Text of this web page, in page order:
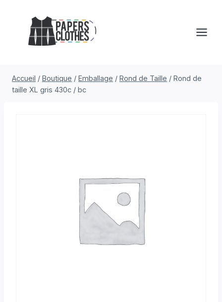
contenu
Accueil / Boutique / Emballage / Rond de Taille / Rond de
taille XL gris 430c / bc